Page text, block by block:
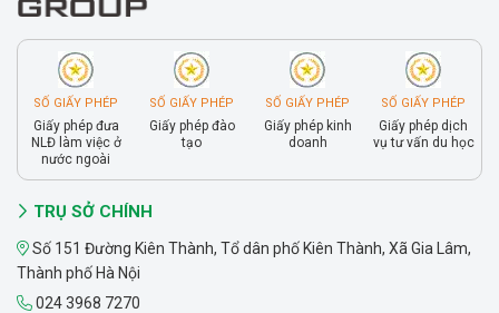
SỐ GIẤY PHÉP
Giấy phép đưa
NLĐ làm việc ở
nước ngoài
SỐ GIẤY PHÉP
Giấy phép đào
tạo
SỐ GIẤY PHÉP
Giấy phép kinh
doanh
SỐ GIẤY PHÉP
Giấy phép dịch
vụ tư vấn du học
TRỤ SỞ CHÍNH
Số 151 Đường Kiên Thành, Tổ dân phố Kiên Thành, Xã Gia Lâm,
Thành phố Hà Nội
024 3968 7270